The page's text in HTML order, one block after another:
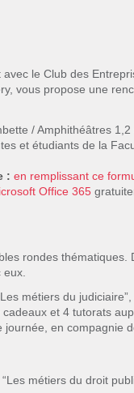
le Club des
vous propose une
/ Amphithéâtres 1,2
et étudiants de la
: en remplissant ce
Office 365
rondes
métiers du
et 4 tutorats
en compagnie
métiers du droit